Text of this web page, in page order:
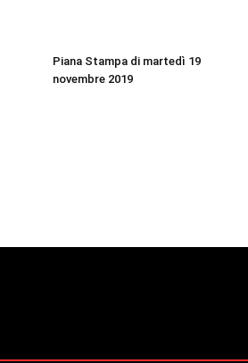
Piana Stampa di martedì 19
novembre 2019